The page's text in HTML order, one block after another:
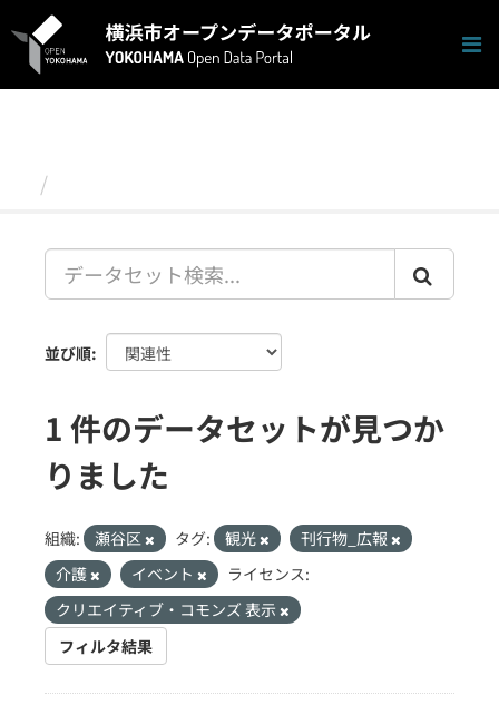
キ
並び順
1 件のデータセットが見つか
りました
組織: 瀬谷区 タグ: 観光
刊行物_広報
介護
イベント
ライセンス:
クリエイティブ・コモンズ 表示
フィルタ結果